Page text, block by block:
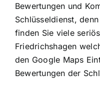
Bewertungen und
Schlüsseldienst,
finden Sie viele
Friedrichshagen
den Google Maps
Bewertungen der